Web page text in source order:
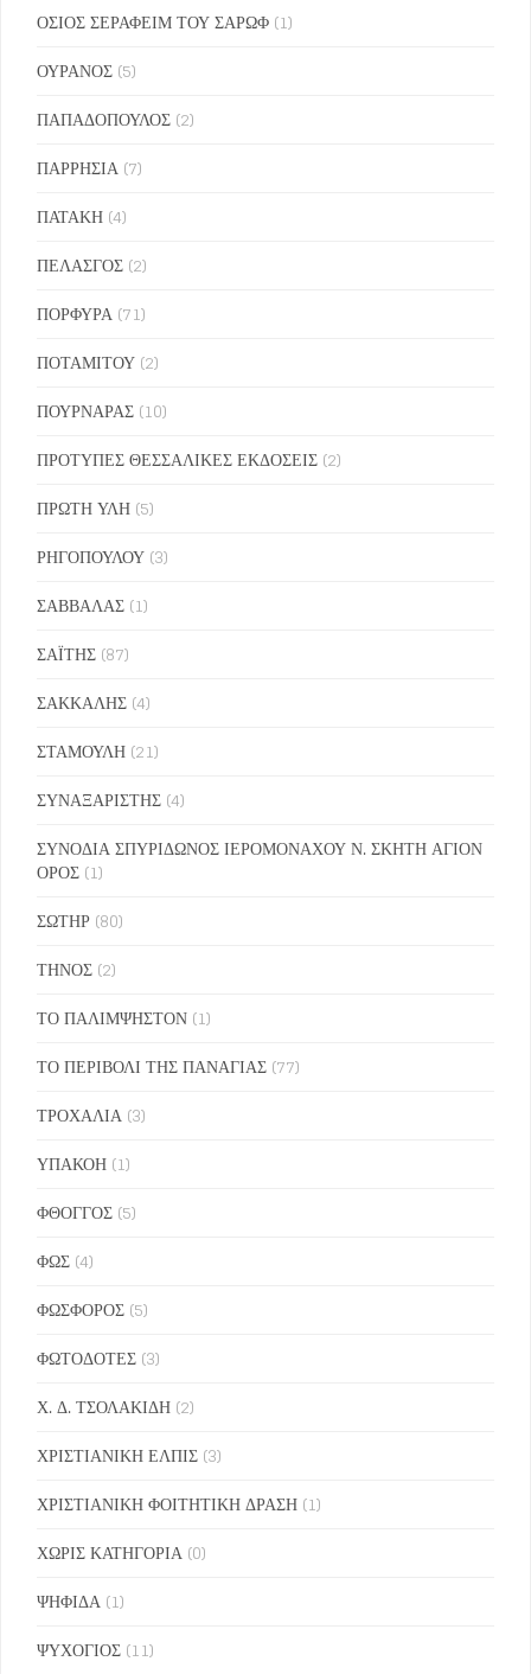
ΟΣΙΟΣ ΣΕΡΑΦΕΙΜ ΤΟΥ ΣΑΡΩΦ (1)
ΟΥΡΑΝΟΣ (5)
ΠΑΠΑΔΟΠΟΥΛΟΣ (2)
ΠΑΡΡΗΣΙΑ (7)
ΠΑΤΑΚΗ (4)
ΠΕΛΑΣΓΟΣ (2)
ΠΟΡΦΥΡΑ (71)
ΠΟΤΑΜΙΤΟΥ (2)
ΠΟΥΡΝΑΡΑΣ (10)
ΠΡΟΤΥΠΕΣ ΘΕΣΣΑΛΙΚΕΣ ΕΚΔΟΣΕΙΣ (2)
ΠΡΩΤΗ ΥΛΗ (5)
ΡΗΓΟΠΟΥΛΟΥ (3)
ΣΑΒΒΑΛΑΣ (1)
ΣΑΪΤΗΣ (87)
ΣΑΚΚΑΛΗΣ (4)
ΣΤΑΜΟΥΛΗ (21)
ΣΥΝΑΞΑΡΙΣΤΗΣ (4)
ΣΥΝΟΔΙΑ ΣΠΥΡΙΔΩΝΟΣ ΙΕΡΟΜΟΝΑΧΟΥ Ν. ΣΚΗΤΗ ΑΓΙΟΝ
ΟΡΟΣ (1)
ΣΩΤΗΡ (80)
ΤΗΝΟΣ (2)
ΤΟ ΠΑΛΙΜΨΗΣΤΟΝ (1)
ΤΟ ΠΕΡΙΒΟΛΙ ΤΗΣ ΠΑΝΑΓΙΑΣ (77)
ΤΡΟΧΑΛΙΑ (3)
ΥΠΑΚΟΗ (1)
ΦΘΟΓΓΟΣ (5)
ΦΩΣ (4)
ΦΩΣΦΟΡΟΣ (5)
ΦΩΤΟΔΟΤΕΣ (3)
Χ. Δ. ΤΣΟΛΑΚΙΔΗ (2)
ΧΡΙΣΤΙΑΝΙΚΗ ΕΛΠΙΣ (3)
ΧΡΙΣΤΙΑΝΙΚΗ ΦΟΙΤΗΤΙΚΗ ΔΡΑΣΗ (1)
ΧΩΡΙΣ ΚΑΤΗΓΟΡΙΑ (0)
ΨΗΦΙΔΑ (1)
ΨΥΧΟΓΙΟΣ (11)